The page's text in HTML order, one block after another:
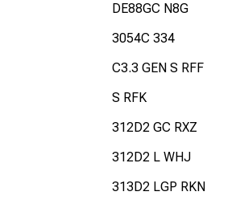
DE88GC N8G
3054C 334
C3.3 GEN S RFF
S RFK
312D2 GC RXZ
312D2 L WHJ
313D2 LGP RKN